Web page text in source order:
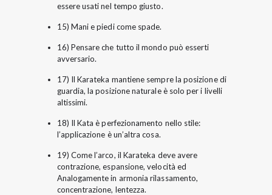
essere usati nel tempo giusto.
15) Mani e piedi come spade.
16) Pensare che tutto il mondo può esserti
avversario.
17) Il Karateka mantiene sempre la posizione di
guardia, la posizione naturale è solo per i livelli
altissimi.
18) Il Kata è perfezionamento nello stile:
l’applicazione è un’altra cosa.
19) Come l’arco, il Karateka deve avere
contrazione, espansione, velocità ed
Analogamente in armonia rilassamento,
concentrazione, lentezza.